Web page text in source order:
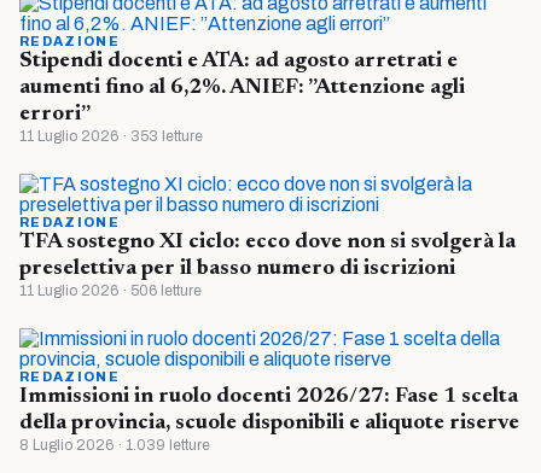
REDAZIONE
Stipendi docenti e ATA: ad agosto arretrati e
aumenti fino al 6,2%. ANIEF: ”Attenzione agli
errori”
11 Luglio 2026 · 353 letture
REDAZIONE
TFA sostegno XI ciclo: ecco dove non si svolgerà la
preselettiva per il basso numero di iscrizioni
11 Luglio 2026 · 506 letture
REDAZIONE
Immissioni in ruolo docenti 2026/27: Fase 1 scelta
della provincia, scuole disponibili e aliquote riserve
8 Luglio 2026 · 1.039 letture